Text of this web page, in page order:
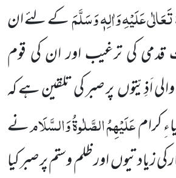
عَلَیْہِ وَاٰلِہٖ وَسَلَّمَکے لئے ان
کی ترغیب اور ان کی قوم
اَذِیّتوںپر صبر کی تلقین ہے کہ
کرامعَلَیْہِمُ الصَّلٰوۃُ وَالسَّلَامنے
زیادتیوںاور ظلم وستم پر صبر کیا